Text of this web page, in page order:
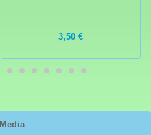
3,50 €